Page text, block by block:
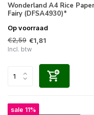
Wonderland A4 Rice Paper
Fairy (DFSA4930)*
Op voorraad
€2,59 €1,81
Incl. btw
sale 11%